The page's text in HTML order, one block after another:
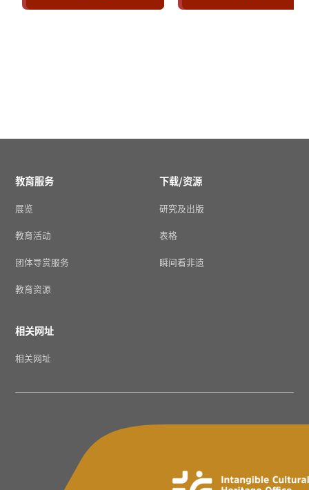
教育服务
展览
教育活动
团体导赏服务
教育资源
下载/资源
研究及出版
表格
瞬间看非遗
相关网址
相关网址